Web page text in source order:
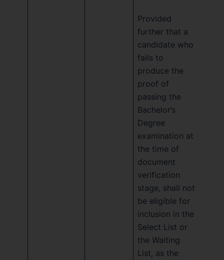
Provided
further that a
candidate who
fails to
produce the
proof of
passing the
Bachelor’s
Degree
examination at
the time of
document
verification
stage, shall not
be eligible for
inclusion in the
Select List or
the Waiting
List, as the